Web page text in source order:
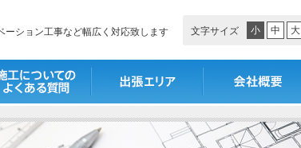
ーション工事など幅広く対応致します
文字サイズ 小 中 大